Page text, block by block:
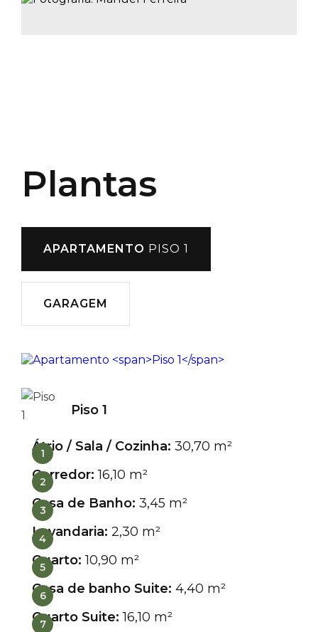
Plantas
APARTAMENTO PISO 1
GARAGEM
Piso 1
1
Átrio / Sala / Cozinha: 30,70 m²
2
Corredor:16,10 m²
3
Casa de Banho: 3,45 m²
4
Lavandaria: 2,30 m²
5
Quarto:10,90 m²
6
Casa de banho Suite: 4,40 m²
7
Quarto Suite:16,10 m²